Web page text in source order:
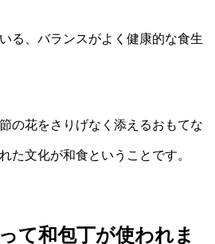
る、バランスがよく健康的な食生
の花をさりげなく添えるおもてな
た文化が和食ということです。
て和包丁が使われま